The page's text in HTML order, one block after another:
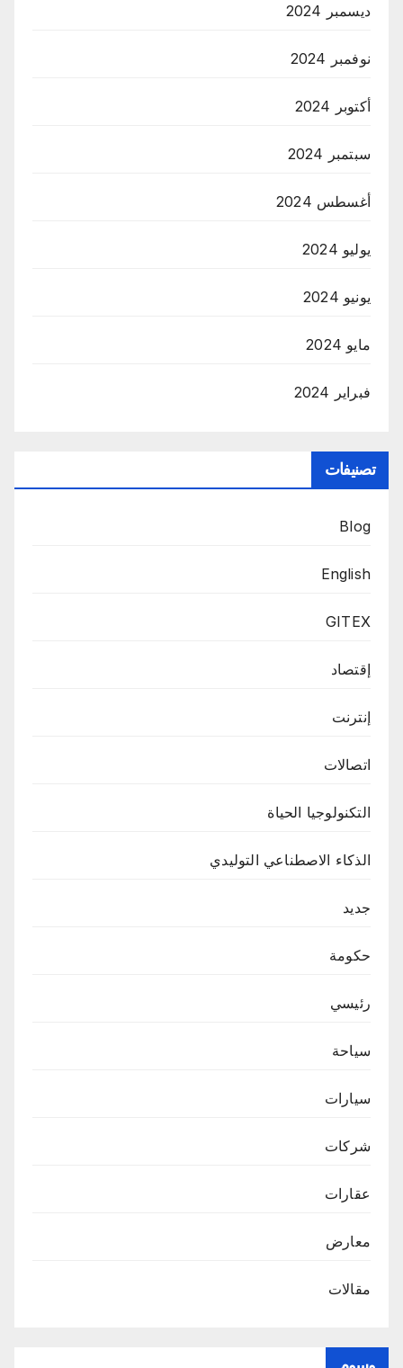
ديسمبر 2024
نوفمبر 2024
أكتوبر 2024
سبتمبر 2024
أغسطس 2024
يوليو 2024
يونيو 2024
مايو 2024
فبراير 2024
تصنيفات
Blog
English
GITEX
إقتصاد
إنترنت
اتصالات
التكنولوجيا الحياة
الذكاء الاصطناعي التوليدي
جديد
حكومة
رئيسي
سياحة
سيارات
شركات
عقارات
معارض
مقالات